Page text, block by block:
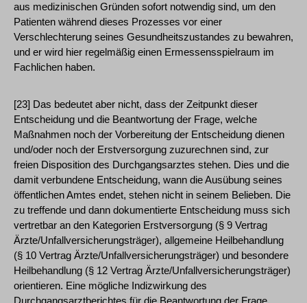
aus medizinischen Gründen sofort notwendig sind, um den
Patienten während dieses Prozesses vor einer
Verschlechterung seines Gesundheitszustandes zu bewahren,
und er wird hier regelmäßig einen Ermessensspielraum im
Fachlichen haben.
[23] Das bedeutet aber nicht, dass der Zeitpunkt dieser
Entscheidung und die Beantwortung der Frage, welche
Maßnahmen noch der Vorbereitung der Entscheidung dienen
und/oder noch der Erstversorgung zuzurechnen sind, zur
freien Disposition des Durchgangsarztes stehen. Dies und die
damit verbundene Entscheidung, wann die Ausübung seines
öffentlichen Amtes endet, stehen nicht in seinem Belieben. Die
zu treffende und dann dokumentierte Entscheidung muss sich
vertretbar an den Kategorien Erstversorgung (§ 9 Vertrag
Ärzte/Unfallversicherungsträger), allgemeine Heilbehandlung
(§ 10 Vertrag Ärzte/Unfallversicherungsträger) und besondere
Heilbehandlung (§ 12 Vertrag Ärzte/Unfallversicherungsträger)
orientieren. Eine mögliche Indizwirkung des
Durchgangsarztberichtes für die Beantwortung der Frage,